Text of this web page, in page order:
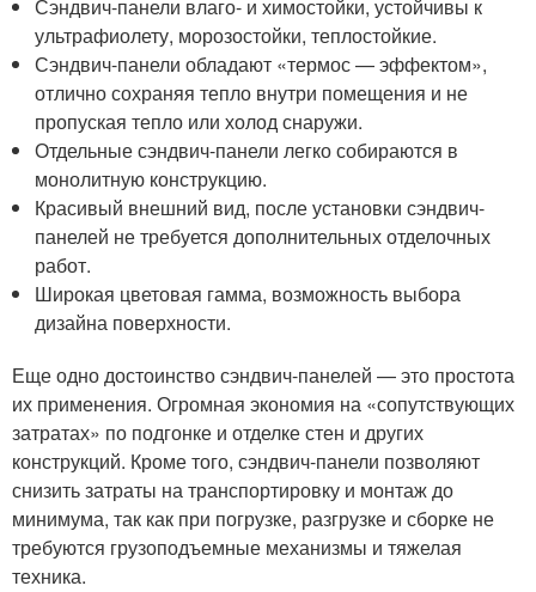
Сэндвич-панели влаго- и химостойки, устойчивы к
ультрафиолету, морозостойки, теплостойкие.
Сэндвич-панели обладают «термос — эффектом»,
отлично сохраняя тепло внутри помещения и не
пропуская тепло или холод снаружи.
Отдельные сэндвич-панели легко собираются в
монолитную конструкцию.
Красивый внешний вид, после установки сэндвич-
панелей не требуется дополнительных отделочных
работ.
Широкая цветовая гамма, возможность выбора
дизайна поверхности.
Еще одно достоинство сэндвич-панелей — это простота
их применения. Огромная экономия на «сопутствующих
затратах» по подгонке и отделке стен и других
конструкций. Кроме того, сэндвич-панели позволяют
снизить затраты на транспортировку и монтаж до
минимума, так как при погрузке, разгрузке и сборке не
требуются грузоподъемные механизмы и тяжелая
техника.